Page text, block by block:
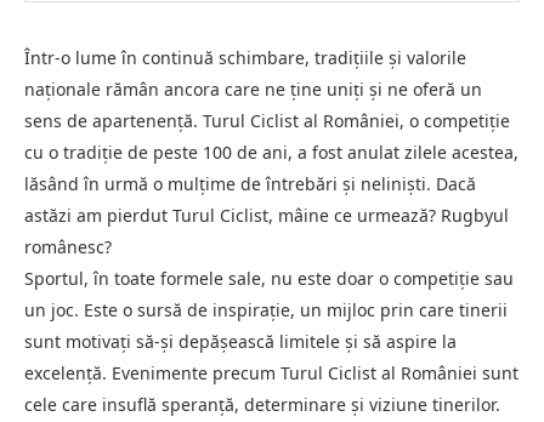
Într-o lume în continuă schimbare, tradițiile și valorile
naționale rămân ancora care ne ține uniți și ne oferă un
sens de apartenență. Turul Ciclist al României, o competiție
cu o tradiție de peste 100 de ani, a fost anulat zilele acestea,
lăsând în urmă o mulțime de întrebări și neliniști. Dacă
astăzi am pierdut Turul Ciclist, mâine ce urmează? Rugbyul
românesc?
Sportul, în toate formele sale, nu este doar o competiție sau
un joc. Este o sursă de inspirație, un mijloc prin care tinerii
sunt motivați să-și depășească limitele și să aspire la
excelență. Evenimente precum Turul Ciclist al României sunt
cele care insuflă speranță, determinare și viziune tinerilor.